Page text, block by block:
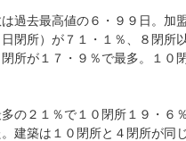
過去最高値の６・９９日。加
閉所）が７１・１％、８閉所
所が１７・９％で最多。１０
の２１％で１０閉所１９・６
建築は１０閉所と４閉所が同